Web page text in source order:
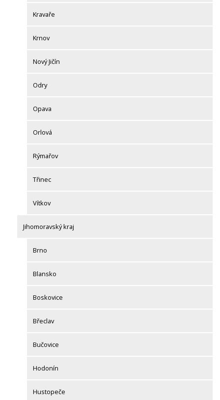
Kravaře
Krnov
Nový Jičín
Odry
Opava
Orlová
Rýmařov
Třinec
Vítkov
Jihomoravský kraj
Brno
Blansko
Boskovice
Břeclav
Bučovice
Hodonín
Hustopeče